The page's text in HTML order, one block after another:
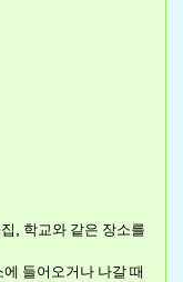
, 학교와 같은 장소를
들어오거나 나갈 때